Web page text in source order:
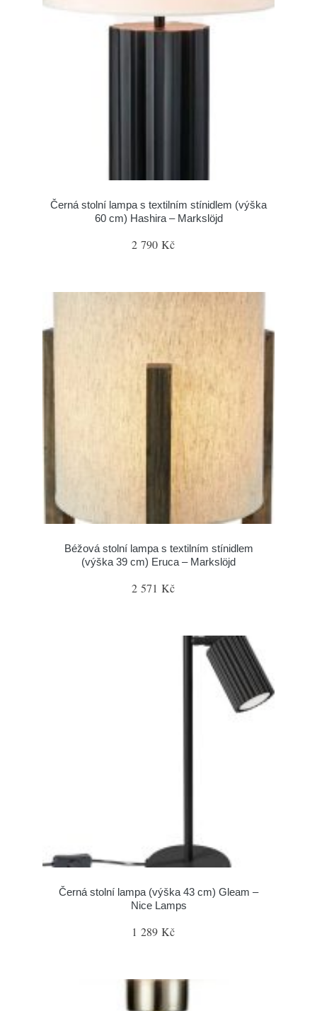
Černá stolní lampa s textilním stínidlem (výška
60 cm) Hashira – Markslöjd
2 790 Kč
Béžová stolní lampa s textilním stínidlem
(výška 39 cm) Eruca – Markslöjd
2 571 Kč
Černá stolní lampa (výška 43 cm) Gleam –
Nice Lamps
1 289 Kč